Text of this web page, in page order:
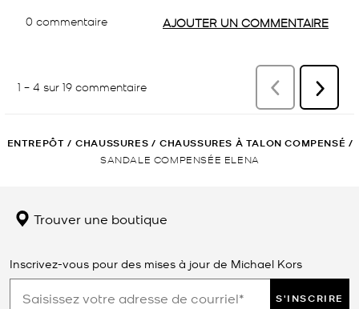
ENTREPÔT / CHAUSSURES / CHAUSSURES À TALON COMPENSÉ /
SANDALE COMPENSÉE ELENA
Trouver une boutique
Inscrivez-vous pour des mises à jour de Michael Kors
S'INSCRIRE